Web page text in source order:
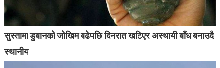
सुस्तामा डुबानको जोखिम बढेपछि दिनरात खटिएर अस्थायी बाँध बनाउदै
स्थानीय